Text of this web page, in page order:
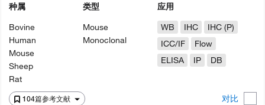
104篇参考文献 对比
种属
Bovine
Human
Mouse
Sheep
Rat
类型
Mouse
Monoclonal
应用
WB
IHC
IHC (P)
ICC/IF
Flow
ELISA
IP DB